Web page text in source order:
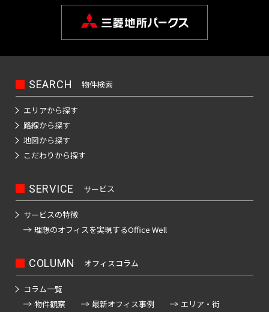
SEARCH 物件検索
エリアから探す
路線から探す
地図から探す
こだわりから探す
SERVICE サービス
サービスの特徴
理想のオフィスを実現するOffice Well
COLUMN オフィスコラム
コラム一覧
物件観察
最新オフィス事例
エリア・街